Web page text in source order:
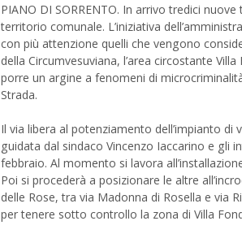
PIANO DI SORRENTO. In arrivo tredici
territorio comunale. L’iniziativa
con più attenzione quelli che vengono
della Circumvesuviana, l’area circostante
porre un argine a fenomeni di
Strada.
Il via libera al potenziamento dell’impianto
guidata dal sindaco Vincenzo Iaccarino e gli
febbraio. Al momento si lavora
Poi si procederà a posizionare le altre
delle Rose, tra via Madonna di Rosella e via
per tenere sotto controllo la zona di Villa